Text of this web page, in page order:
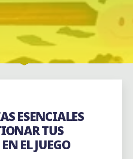
ESENCIALES
TUS
EL JUEGO